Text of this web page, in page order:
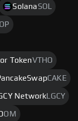
SolanaSOL
TokenVTHO
CAKE
Network LGCY
OM